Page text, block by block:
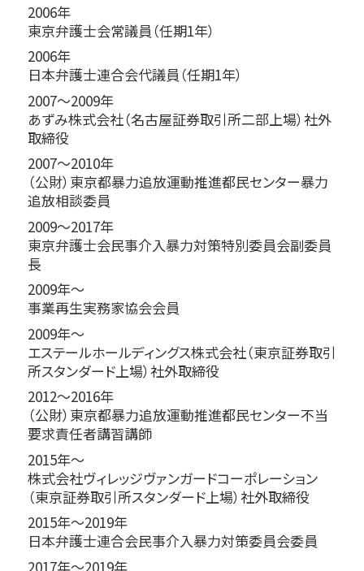
2006年
東京弁護士会常議員（任期1年）
2006年
日本弁護士連合会代議員（任期1年）
2007～2009年
あずみ株式会社（名古屋証券取引所二部上場）社外
取締役
2007～2010年
（公財）東京都暴力追放運動推進都民センター暴力
追放相談委員
2009～2017年
東京弁護士会民事介入暴力対策特別委員会副委員
長
2009年～
事業再生実務家協会会員
2009年～
エステールホールディングス株式会社（東京証券取引
所スタンダード上場）社外取締役
2012～2016年
（公財）東京都暴力追放運動推進都民センター不当
要求責任者講習講師
2015年～
株式会社ヴィレッジヴァンガードコーポレーション
（東京証券取引所スタンダード上場）社外取締役
2015年～2019年
日本弁護士連合会民事介入暴力対策委員会委員
2017年～2019年